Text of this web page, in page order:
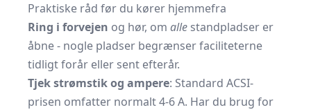
Praktiske råd før du kører hjemmefra
Ring i forvejen og hør, om alle standpladser er
åbne - nogle pladser begrænser faciliteterne
tidligt forår eller sent efterår.
Tjek strømstik og ampere: Standard ACSI-
prisen omfatter normalt 4-6 A. Har du brug for